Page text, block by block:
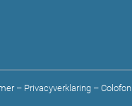
– Privacyverklaring – Colofon